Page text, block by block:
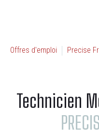
Offres d'emploi Precise
Technicien